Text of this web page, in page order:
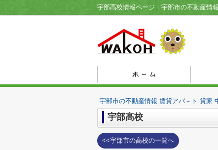
宇部市の不動産情報 賃貸アパ－ト 貸家
宇部高校
<<宇部市の高校の一覧へ